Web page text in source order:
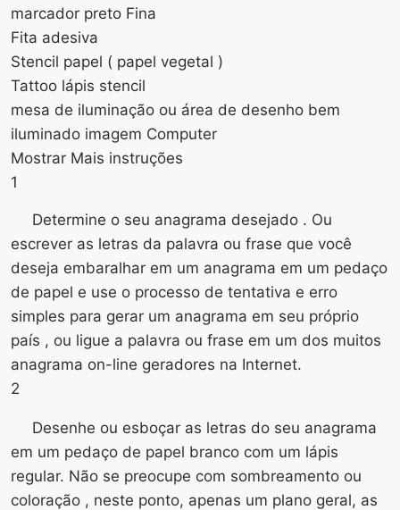
marcador preto Fina
Fita adesiva
Stencil papel ( papel vegetal )
Tattoo lápis stencil
mesa de iluminação ou área de desenho bem
iluminado imagem Computer
Mostrar Mais instruções
1
Determine o seu anagrama desejado . Ou
escrever as letras da palavra ou frase que você
deseja embaralhar em um anagrama em um pedaço
de papel e use o processo de tentativa e erro
simples para gerar um anagrama em seu próprio
país , ou ligue a palavra ou frase em um dos muitos
anagrama on-line geradores na Internet.
2
Desenhe ou esboçar as letras do seu anagrama
em um pedaço de papel branco com um lápis
regular. Não se preocupe com sombreamento ou
coloração , neste ponto, apenas um plano geral, as